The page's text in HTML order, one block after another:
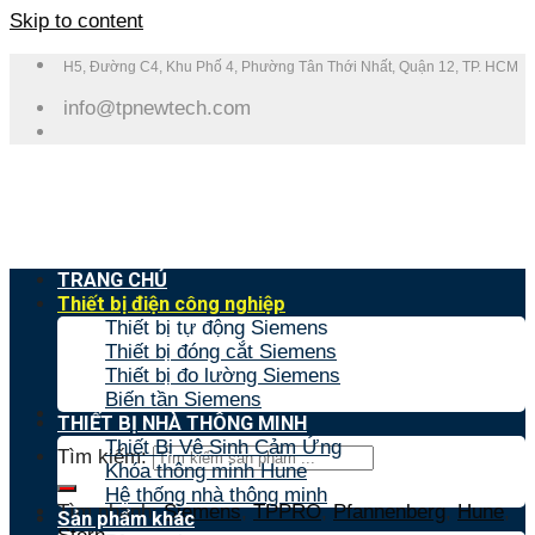
Skip to content
H5, Đường C4, Khu Phố 4, Phường Tân Thới Nhất, Quận 12, TP. HCM
info@tpnewtech.com
Tìm kiếm:
Tìm nhanh:Siemens,TPPRO,Pfannenberg,Hune,
TRANG CHỦ
Thiết bị điện công nghiệp
Thiết bị tự động Siemens
Thiết bị đóng cắt Siemens
Thiết bị đo lường Siemens
Biến tần Siemens
THIẾT BỊ NHÀ THÔNG MINH
Thiết Bị Vệ Sinh Cảm Ứng
Khóa thông minh Hune
Hệ thống nhà thông minh
Sản phẩm khác